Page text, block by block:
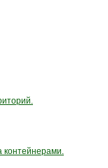
контейнерами.